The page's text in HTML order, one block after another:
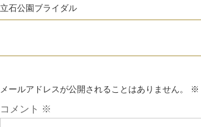
立石公園ブライダル
メールアドレスが公開されることはありません。 ※
コメント ※